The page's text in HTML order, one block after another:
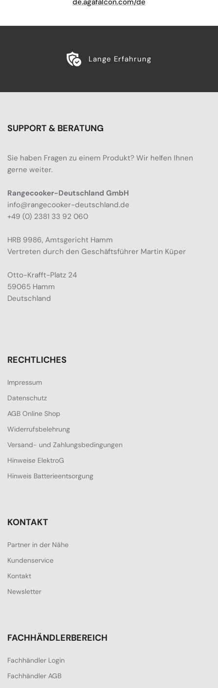
de.agafalcon.com/de
Lange Erfahrung
SUPPORT & BERATUNG
Sie haben Fragen zu einem Produkt? Wir helfen Ihnen
gerne weiter.
Rangecooker-Deutschland GmbH
info@rangecooker-deutschland.de
+49 (0) 2381 33 92 060
HRB 9986, Amtsgericht Hamm
Vertreten durch den Geschäftsführer Martin Küper
Otto-Krafft-Platz 24
59065 Hamm
Deutschland
RECHTLICHES
Impressum
Datenschutz
AGB Online Shop
Widerrufsbelehrung
Versand- und Zahlungsbedingungen
Hinweise ElektroG
Hinweis Batterieentsorgung
KONTAKT
Partner in der Nähe
Kundenservice
Kontakt
Newsletter
FACHHÄNDLERBEREICH
Fachhändler Login
Fachhändler AGB